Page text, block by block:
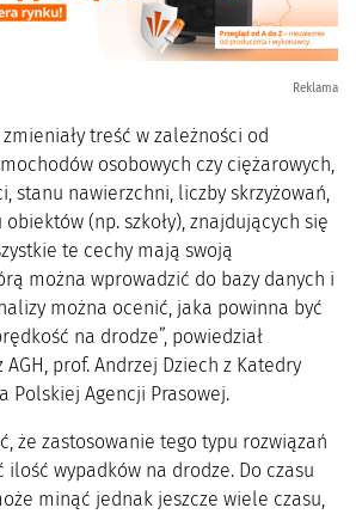
Reklama
zmieniały treść w zależności od
osobowych czy ciężarowych,
stanu nawierzchni, liczby skrzyżowań,
(np. szkoły), znajdujących się
te cechy mają swoją
można wprowadzić do bazy danych i
można ocenić, jaka powinna być
na drodze”, powiedział
AGH, prof. Andrzej Dziech z Katedry
Polskiej Agencji Prasowej.
że zastosowanie tego typu rozwiązań
ilość wypadków na drodze. Do czasu
minąć jednak jeszcze wiele czasu,